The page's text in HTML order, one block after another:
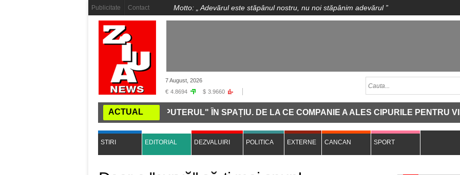
Publicitate Contact Motto: „ Adevărul este stăpânul nostru, nu noi stăpânim adevărul”
7 August, 2026
€ 4.8694 $ 3.9660
ACTUAL
VREA SĂ DUCĂ "SUPERCOMPUTERUL" ÎN SPAȚIU. DE LA CE COMPANIE A ALES CIPURILE PENTRU
STIRI EDITORIAL DEZVALUIRI POLITICA EXTERNE CANCAN SPORT